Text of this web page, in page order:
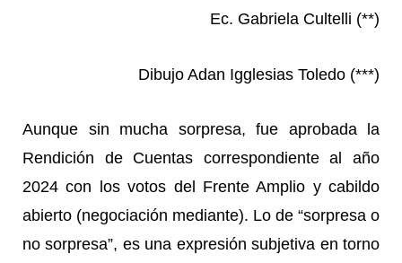
Ec. Gabriela Cultelli (**)
Dibujo Adan Igglesias Toledo (***)
Aunque sin mucha sorpresa, fue aprobada la
Rendición de Cuentas correspondiente al año
2024 con los votos del Frente Amplio y cabildo
abierto (negociación mediante). Lo de “sorpresa o
no sorpresa”, es una expresión subjetiva en torno